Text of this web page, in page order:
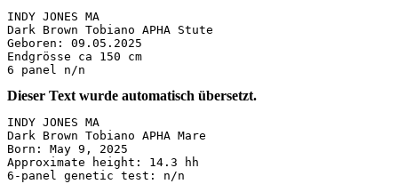
INDY JONES MA
Dark Brown Tobiano APHA Stute
Geboren: 09.05.2025
Endgrösse ca 150 cm
6 panel n/n
Dieser Text wurde automatisch übersetzt.
INDY JONES MA
Dark Brown Tobiano APHA Mare
Born: May 9, 2025
Approximate height: 14.3 hh
6-panel genetic test: n/n